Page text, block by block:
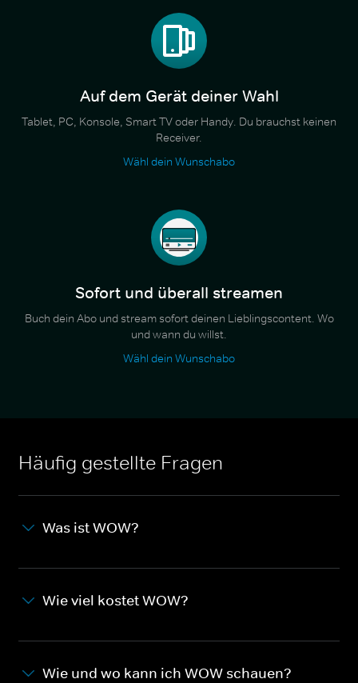
Auf dem Gerät deiner Wahl
Tablet, PC, Konsole, Smart TV oder Handy. Du brauchst keinen
Receiver.
Wähl dein Wunschabo
Sofort und überall streamen
Buch dein Abo und stream sofort deinen Lieblingscontent. Wo
und wann du willst.
Wähl dein Wunschabo
Häufig gestellte Fragen
Was ist WOW?
Wie viel kostet WOW?
Wie und wo kann ich WOW schauen?